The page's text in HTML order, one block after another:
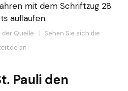
mit dem Schriftzug 28
auflaufen.
der Quelle | Sehen Sie sich die
an
Pauli den